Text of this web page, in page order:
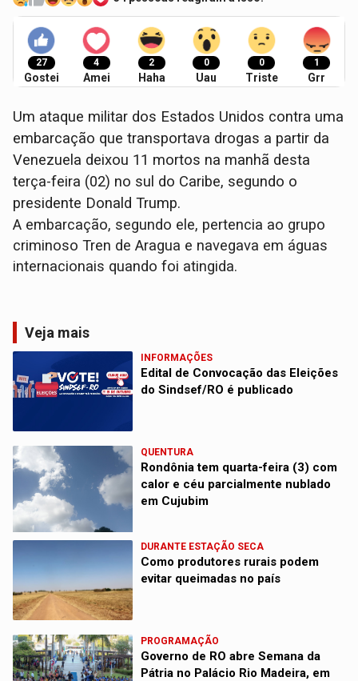
27
Gostei
4
Amei
2
Haha
0
Uau
0
Triste
1
Grr
Um ataque militar dos Estados Unidos contra uma
embarcação que transportava drogas a partir da
Venezuela deixou 11 mortos na manhã desta
terça-feira (02) no sul do Caribe, segundo o
presidente Donald Trump.
A embarcação, segundo ele, pertencia ao grupo
criminoso Tren de Aragua e navegava em águas
internacionais quando foi atingida.
Veja mais
INFORMAÇÕES
Edital de Convocação das Eleições
do Sindsef/RO é publicado
QUENTURA
Rondônia tem quarta-feira (3) com
calor e céu parcialmente nublado
em Cujubim
DURANTE ESTAÇÃO SECA
Como produtores rurais podem
evitar queimadas no país
PROGRAMAÇÃO
Governo de RO abre Semana da
Pátria no Palácio Rio Madeira, em